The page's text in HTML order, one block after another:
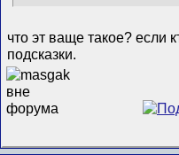
что эт ваще такое?
подсказки.